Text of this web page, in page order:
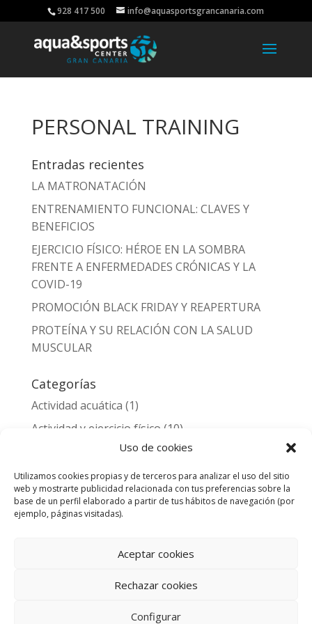
Uso de cookies
Utilizamos cookies propias y de terceros para analizar el uso del sitio
web y mostrarte publicidad relacionada con tus preferencias sobre la
base de un perfil elaborado a partir de tus hábitos de navegación (por
ejemplo, páginas visitadas).
Aceptar cookies
Rechazar cookies
Configurar
928 417 500 info@aquasportsgrancanaria.com
PERSONAL TRAINING
Entradas recientes
LA MATRONATACIÓN
ENTRENAMIENTO FUNCIONAL: CLAVES Y
BENEFICIOS
EJERCICIO FÍSICO: HÉROE EN LA SOMBRA
FRENTE A ENFERMEDADES CRÓNICAS Y LA
COVID-19
PROMOCIÓN BLACK FRIDAY Y REAPERTURA
PROTEÍNA Y SU RELACIÓN CON LA SALUD
MUSCULAR
Categorías
Actividad acuática (1)
Actividad y ejercicio físico (10)
Alimentación y nutrición(3)
Entrenamiento deportivo y lesiones(2)
Noticias(1)
Salud(11)
© 2026 Aqua&Sports Center Gran Canaria.